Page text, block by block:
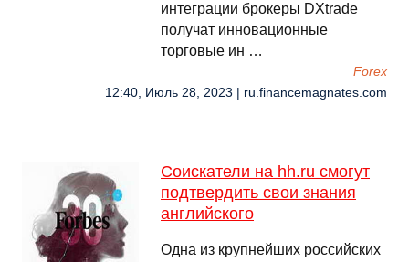
интеграции брокеры DXtrade
получат инновационные
торговые ин …
Forex
12:40, Июль 28, 2023 | ru.financemagnates.com
Соискатели на hh.ru смогут
подтвердить свои знания
английского
Одна из крупнейших российских